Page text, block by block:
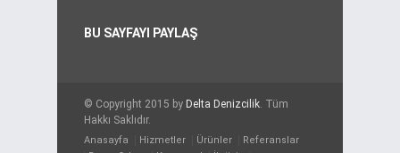
BU SAYFAYI PAYLAŞ
© Copyright 2015 by Delta Denizcilik. Tüm
Hakkı Saklıdır.
Anasayfa Hizmetler Ürünler
Referanslar